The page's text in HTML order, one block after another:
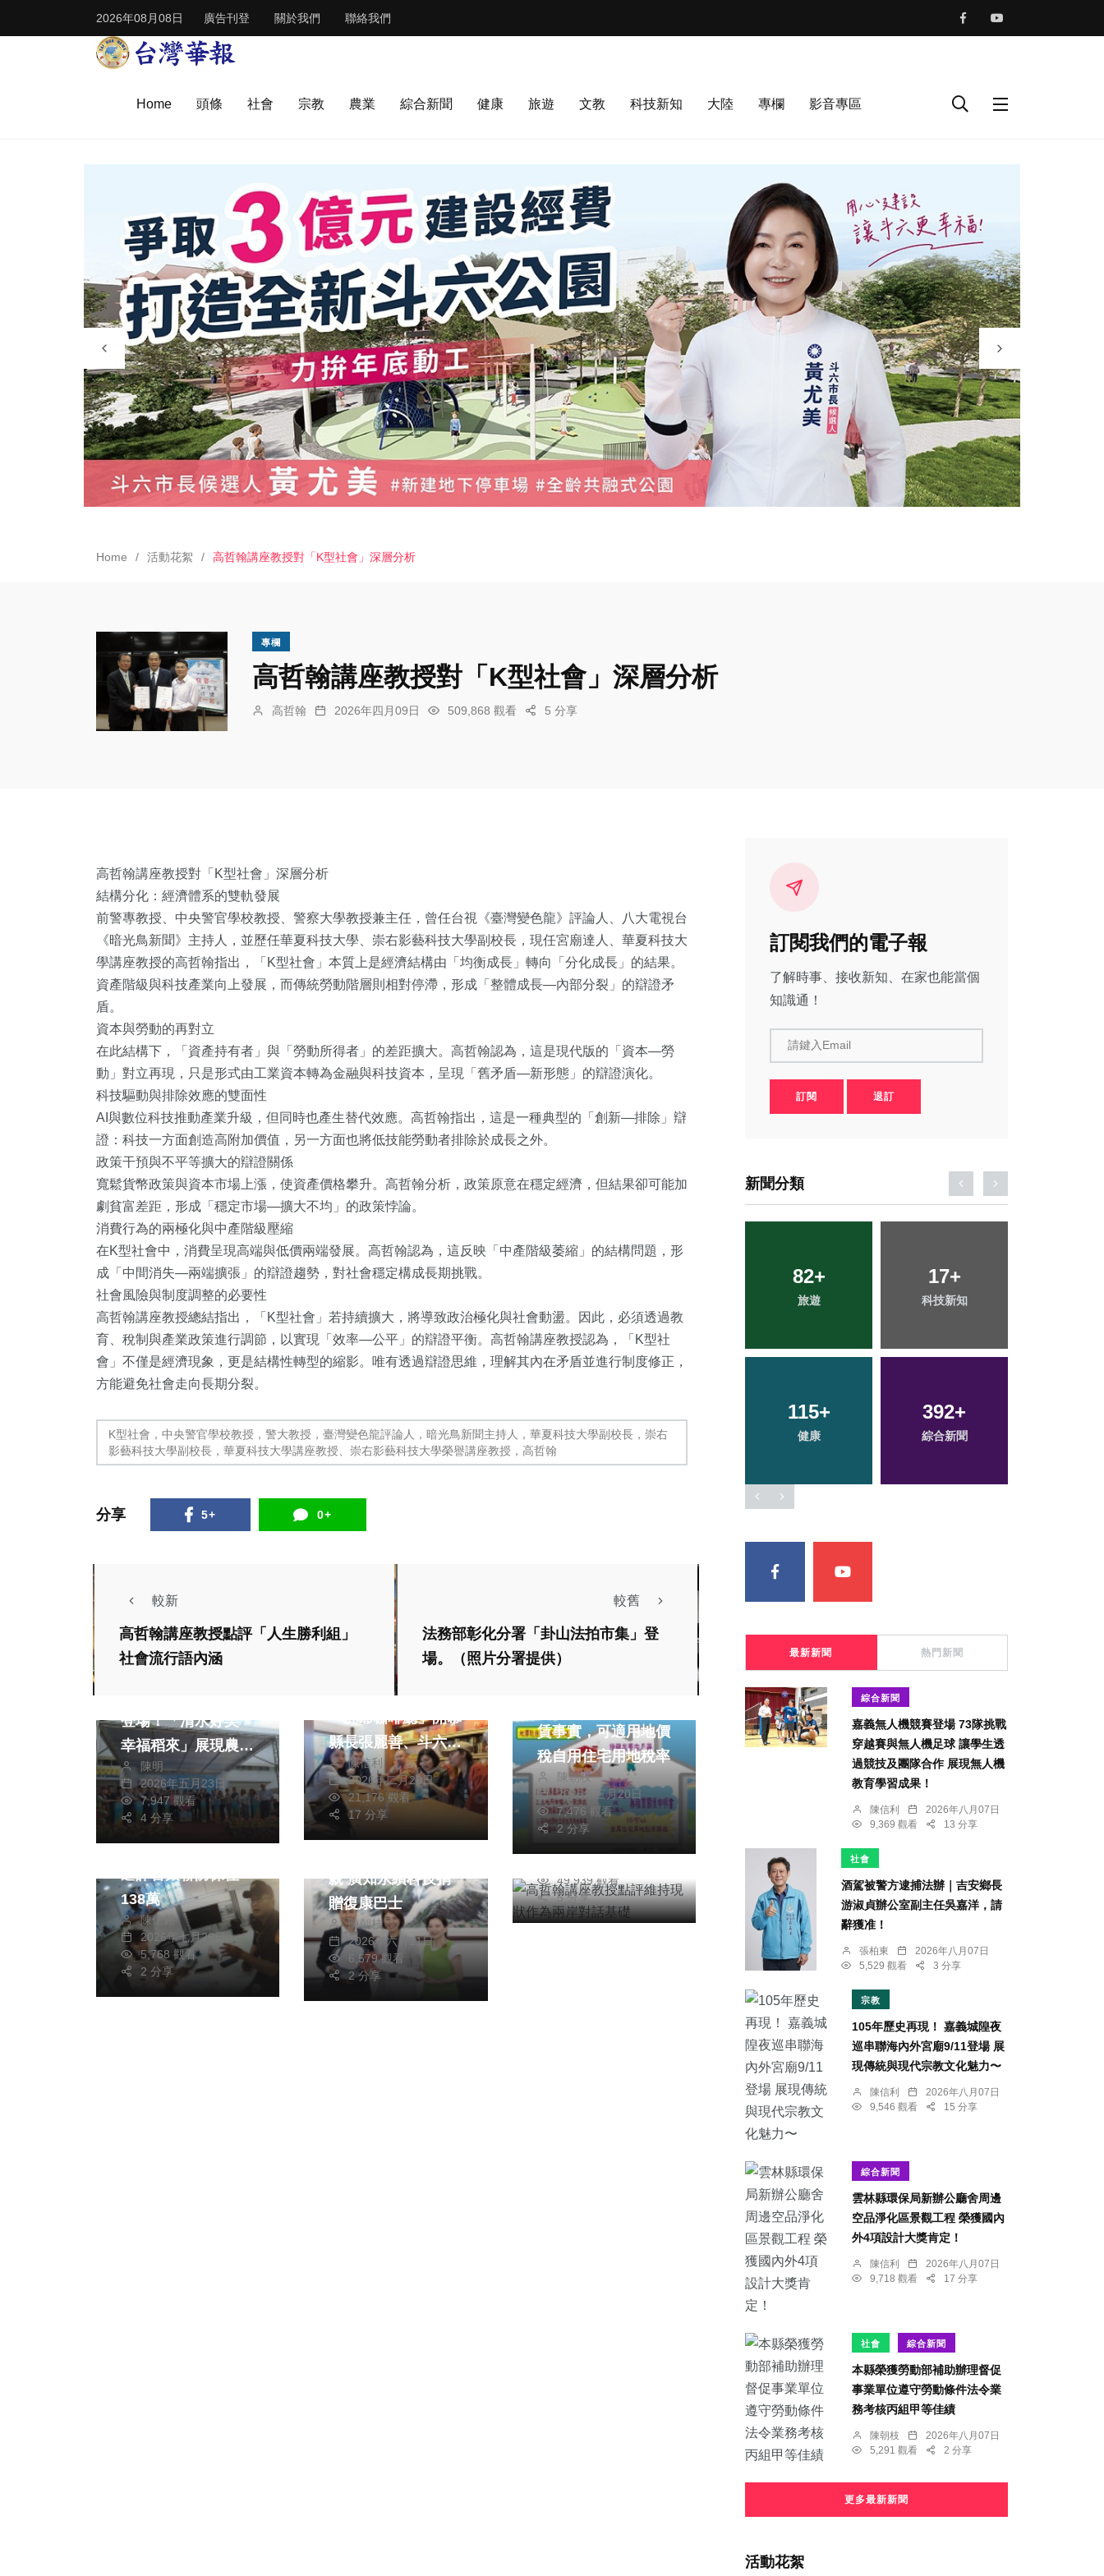
2026年08月08日 廣告刊登 關於我們 聯絡我們
Home 頭條 社會 宗教 農業 綜合新聞 健康 旅遊 文教 科技新知 大陸 專欄 影音專區
Home 活動花絮 高哲翰講座教授對「K型社會」深層分析
專欄
高哲翰講座教授對「K型社會」深層分析
高哲翰 2026年四月09日 509,868 觀看 5 分享
高哲翰講座教授對「K型社會」深層分析
結構分化：經濟體系的雙軌發展
前警專教授、中央警官學校教授、警察大學教授兼主任，曾任台視《臺灣變色龍》評論人、八大電視台
《暗光鳥新聞》主持人，並歷任華夏科技大學、崇右影藝科技大學副校長，現任宮廟達人、華夏科技大
學講座教授的高哲翰指出，「K型社會」本質上是經濟結構由「均衡成長」轉向「分化成長」的結果。
資產階級與科技產業向上發展，而傳統勞動階層則相對停滯，形成「整體成長—內部分裂」的辯證矛
盾。
資本與勞動的再對立
在此結構下，「資產持有者」與「勞動所得者」的差距擴大。高哲翰認為，這是現代版的「資本—勞
動」對立再現，只是形式由工業資本轉為金融與科技資本，呈現「舊矛盾—新形態」的辯證演化。
科技驅動與排除效應的雙面性
AI與數位科技推動產業升級，但同時也產生替代效應。高哲翰指出，這是一種典型的「創新—排除」辯
證：科技一方面創造高附加價值，另一方面也將低技能勞動者排除於成長之外。
政策干預與不平等擴大的辯證關係
寬鬆貨幣政策與資本市場上漲，使資產價格攀升。高哲翰分析，政策原意在穩定經濟，但結果卻可能加
劇貧富差距，形成「穩定市場—擴大不均」的政策悖論。
消費行為的兩極化與中產階級壓縮
在K型社會中，消費呈現高端與低價兩端發展。高哲翰認為，這反映「中產階級萎縮」的結構問題，形
成「中間消失—兩端擴張」的辯證趨勢，對社會穩定構成長期挑戰。
社會風險與制度調整的必要性
高哲翰講座教授總結指出，「K型社會」若持續擴大，將導致政治極化與社會動盪。因此，必須透過教
育、稅制與產業政策進行調節，以實現「效率—公平」的辯證平衡。高哲翰講座教授認為，「K型社
會」不僅是經濟現象，更是結構性轉型的縮影。唯有透過辯證思維，理解其內在矛盾並進行制度修正，
方能避免社會走向長期分裂。
K型社會，中央警官學校教授，警大教授，臺灣變色龍評論人，暗光鳥新聞主持人，華夏科技大學副校長，崇右
影藝科技大學副校長，華夏科技大學講座教授、崇右影藝科技大學榮譽講座教授，高哲翰
分享 5+ 0+
較新
高哲翰講座教授點評「人生勝利組」
社會流行語內涵
較舊
法務部彰化分署「卦山法拍市集」登
場。（照片分署提供）
社會 農業
綜合新聞 旅遊
登場！「清水好美・
幸福稻來」展現農業
新活力
陳明
2026年五月23日
7,947 觀看
4 分享
旅遊
雲林斗六太平老街
「虎爺咖啡廳」開幕
縣長張麗善、斗六市
長林聖爵等人感謝竹
北吊車大王胡漢龑到
場 協助行銷斗六觀
光產業及人文之美！
陳信利
2026年二月28日
21,176 觀看
17 分享
賃事實，可適用地價
稅自用住宅用地稅率
陳朝枝
2026年三月20日
7,476 觀看
2 分享
社會
遭詐警銀聯防保住
138萬
陳信銘
2026年七月29日
5,768 觀看
2 分享
綜合新聞
親 廣知永續科技捐
贈復康巴士
陳朝枝
2026年六月11日
6,579 觀看
2 分享
專欄
高哲翰講座教授點評
維持現狀作為兩岸對
話基礎
49,939 觀看
5 分享
訂閱我們的電子報
了解時事、接收新知、在家也能當個
知識通！
請鍵入Email
訂閱 退訂
新聞分類
34+
宗教
頭條
37+ 59+
社會
82+
旅遊
17+
科技新知
115+
健康
392+
綜合新聞
1+
大陸
34+
宗教
128+
文教
27+
頭條
最新新聞 熱門新聞
綜合新聞
嘉義無人機競賽登場 73隊挑戰
穿越賽與無人機足球 讓學生透
過競技及團隊合作 展現無人機
教育學習成果！
陳信利
2026年八月07日
9,369 觀看
13 分享
社會
酒駕被警方逮捕法辦｜吉安鄉長
游淑貞辦公室副主任吳嘉洋，請
辭獲准！
張柏東
2026年八月07日
5,529 觀看
3 分享
宗教
105年歷史再現！ 嘉義城隍夜
巡串聯海內外宮廟9/11登場 展
現傳統與現代宗教文化魅力〜
陳信利
2026年八月07日
9,546 觀看
15 分享
綜合新聞
雲林縣環保局新辦公廳舍周邊
空品淨化區景觀工程 榮獲國內
外4項設計大獎肯定！
陳信利
2026年八月07日
9,718 觀看
17 分享
社會 綜合新聞
本縣榮獲勞動部補助辦理督促
事業單位遵守勞動條件法令業
務考核丙組甲等佳績
陳朝枝
2026年八月07日
5,291 觀看
2 分享
更多最新新聞
活動花絮